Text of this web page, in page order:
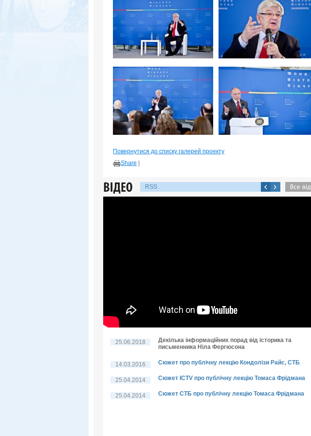
Повернутися до списку галерей проекту
Share
RSS
25.06.2018
Декілька інформаційних порад від історика та
письменника Ніла Фергюсона
14.03.2016 Сюжет про публічну лекцію Кондолізи Райс, СТБ
25.04.2014 Сюжет ICTV про публічну лекцію Томаса Фрідмана
25.04.2014 Сюжет СТБ про публічну лекцію Томаса Фрідмана